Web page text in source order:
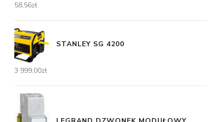
58,56zł
STANLEY SG 4200
3 999,00zł